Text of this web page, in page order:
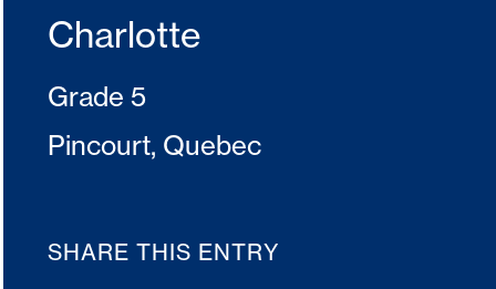
Charlotte
Grade 5
Pincourt, Quebec
SHARE THIS ENTRY